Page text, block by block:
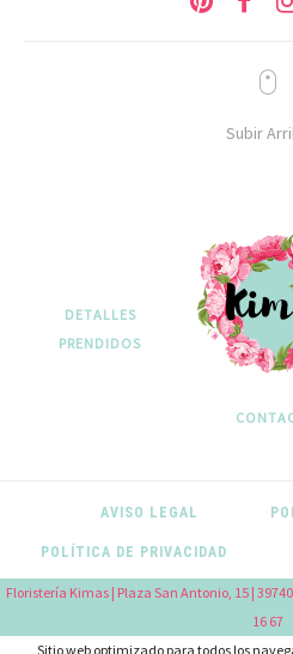
Subir
DETALLES
PRENDIDOS
AVISO LEGAL
POLÍTICA DE PRIVACIDAD
Floristería Kimas | Plaza San Antonio, 15 |
16 67
Sitio web optimizado para todos los